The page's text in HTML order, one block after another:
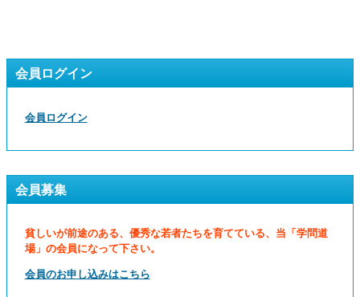
会員ログイン
会員ログイン
会員募集
貧しいが前途のある、優秀な若者たちを育てている、当「学問道
場」の会員になって下さい。
会員のお申し込みはこちら